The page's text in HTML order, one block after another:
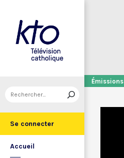
Se connecter
Accueil
Émissions